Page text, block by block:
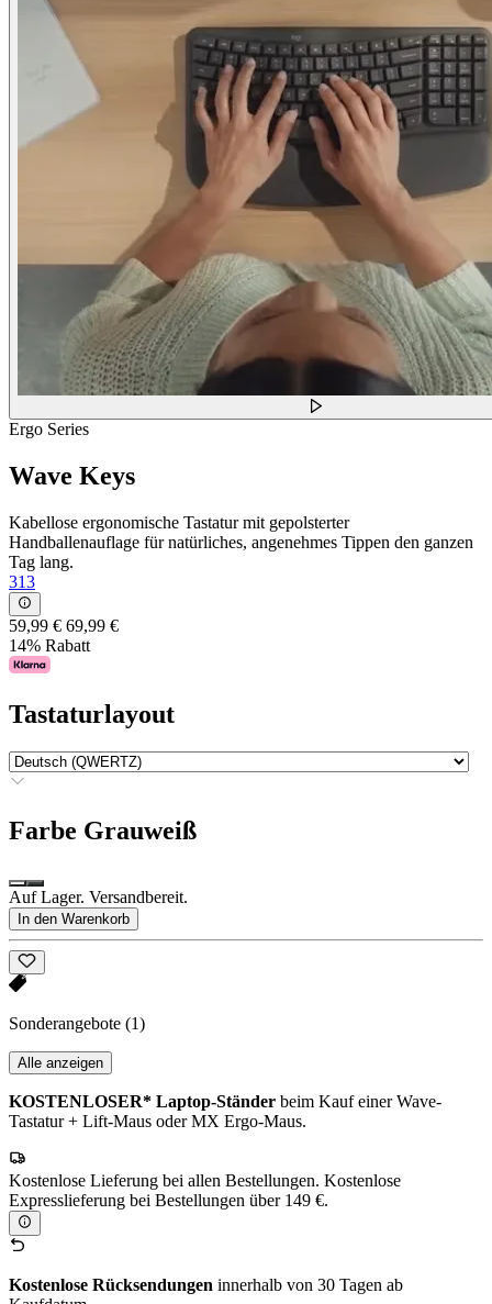
Ergo Series
Wave Keys
Kabellose ergonomische Tastatur mit gepolsterter
Handballenauflage für natürliches, angenehmes Tippen den ganzen
Tag lang.
313
59,99 € 69,99 €
14% Rabatt
Tastaturlayout
Farbe Grauweiß
Auf Lager. Versandbereit.
In den Warenkorb
Sonderangebote (1)
Alle anzeigen
KOSTENLOSER* Laptop-Ständer beim Kauf einer Wave-
Tastatur + Lift-Maus oder MX Ergo-Maus.
Kostenlose Lieferung bei allen Bestellungen. Kostenlose
Expresslieferung bei Bestellungen über 149 €.
Kostenlose Rücksendungen innerhalb von 30 Tagen ab